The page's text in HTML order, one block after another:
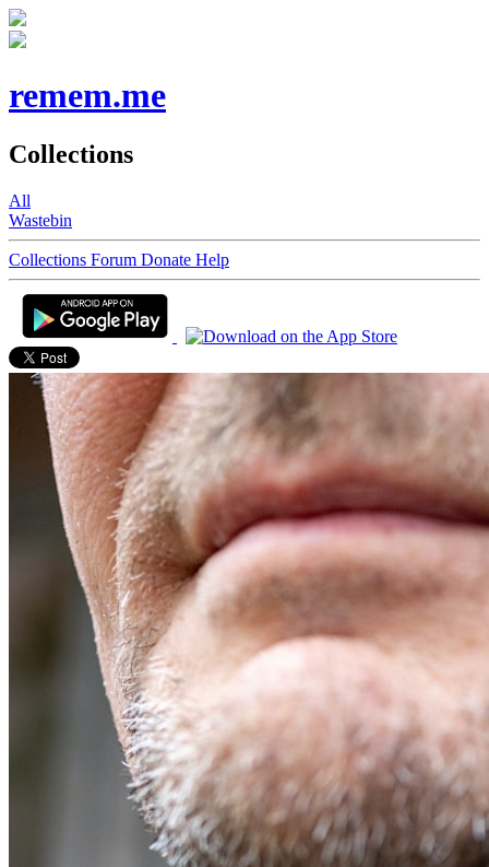
remem.me
Collections
All
Wastebin
Collections Forum Donate Help